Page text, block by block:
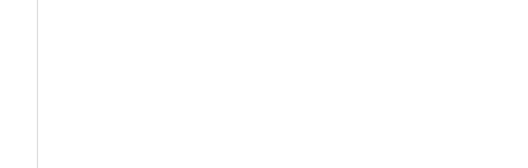
긴급 안보 점검회의
즈 재개방 기대에 강세